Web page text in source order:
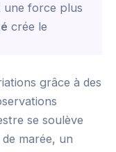
une force plus
crée le
grâce à des
se soulève
marée, un